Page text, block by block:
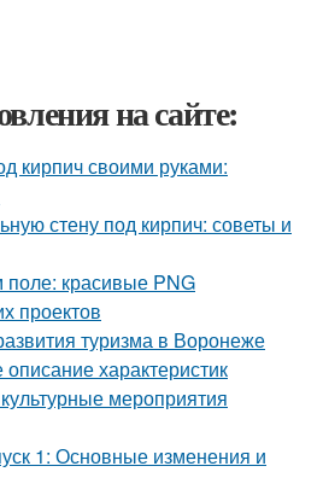
на сайте:
кирпич своими руками:
стену под кирпич: советы и
красивые PNG
проектов
туризма в Воронеже
характеристик
мероприятия
1: Основные изменения и